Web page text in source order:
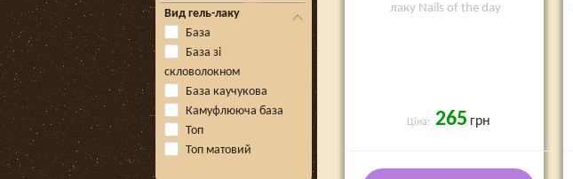
Вид гель-лаку
База
База зі
скловолокном
База каучукова
Камуфлююча база
Топ
Топ матовий
лаку Nails of the day
Ціна: 265 грн